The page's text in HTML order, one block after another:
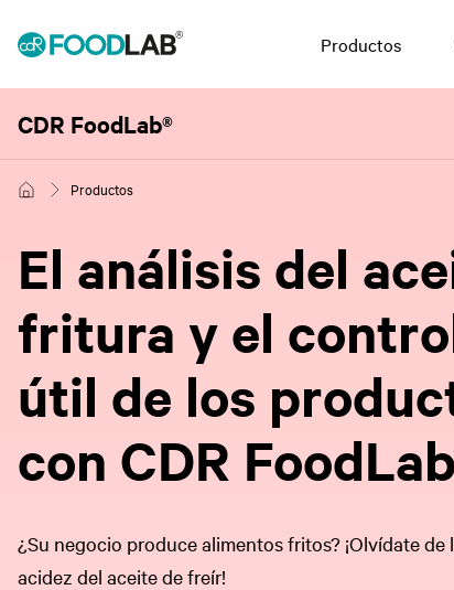
Productos
CDR FoodLab®
Productos
El análisis del
fritura y el
útil de los
con CDR
¿Su negocio produce alimentos fritos? ¡Olvídate
acidez del aceite de freír!